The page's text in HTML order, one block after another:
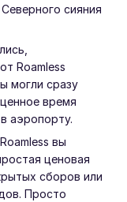
сияния
Roamless
могли сразу
время
аэропорту.
вы
ценовая
сборов или
Просто